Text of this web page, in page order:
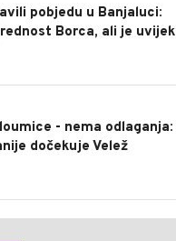
pobjedu u Banjaluci:
Borca, ali je uvijek
- nema odlaganja:
dočekuje Velež